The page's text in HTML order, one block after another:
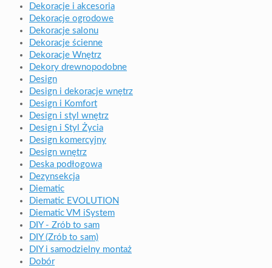
Dekoracje i akcesoria
Dekoracje ogrodowe
Dekoracje salonu
Dekoracje ścienne
Dekoracje Wnętrz
Dekory drewnopodobne
Design
Design i dekoracje wnętrz
Design i Komfort
Design i styl wnętrz
Design i Styl Życia
Design komercyjny
Design wnętrz
Deska podłogowa
Dezynsekcja
Diematic
Diematic EVOLUTION
Diematic VM iSystem
DIY - Zrób to sam
DIY (Zrób to sam)
DIY i samodzielny montaż
Dobór